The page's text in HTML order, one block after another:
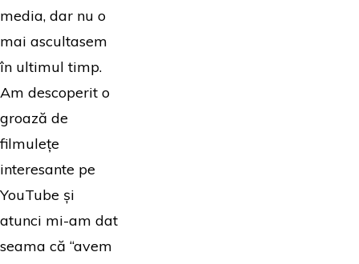
media, dar nu o
mai ascultasem
în ultimul timp.
Am descoperit o
groază de
filmulețe
interesante pe
YouTube și
atunci mi-am dat
seama că “avem